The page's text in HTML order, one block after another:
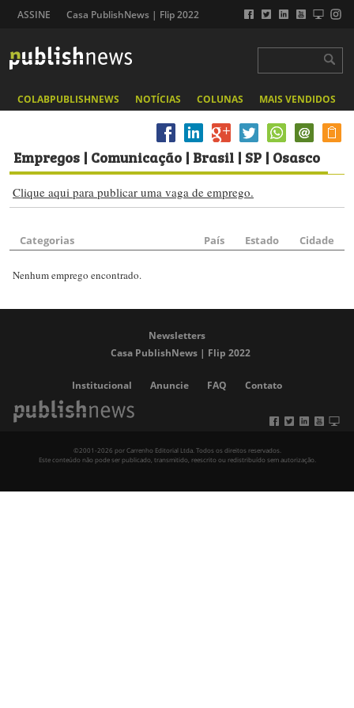
ASSINE Casa PublishNews | Flip 2022
COLABPUBLISHNEWS NOTÍCIAS COLUNAS MAIS VENDIDOS
Empregos | Comunicação | Brasil | SP | Osasco
Clique aqui para publicar uma vaga de emprego.
Categorias País Estado Cidade
Nenhum emprego encontrado.
Newsletters
Casa PublishNews | Flip 2022
Institucional Anuncie FAQ Contato
©2001-2026 por Carrenho Editorial Ltda. Todos os direitos reservados.
Este conteúdo não pode ser publicado, transmitido, reescrito ou redistribuído sem autorização.